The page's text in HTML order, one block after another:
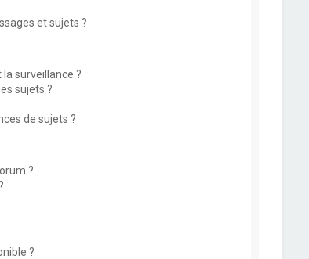
et sujets ?
surveillance ?
sujets ?
de sujets ?
?
?